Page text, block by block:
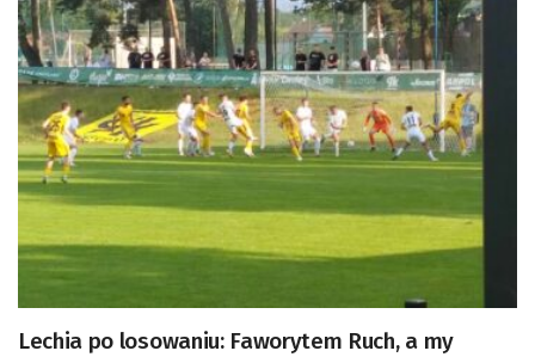
Lechia po losowaniu: Faworytem Ruch, a my